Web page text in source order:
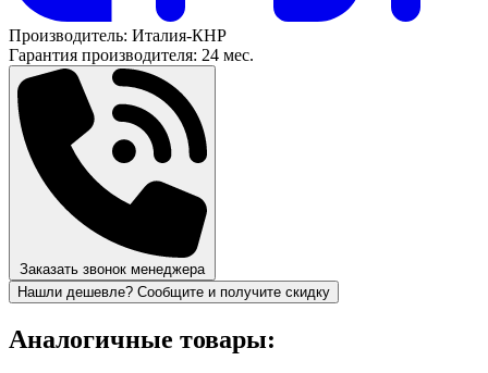
Производитель: Италия-КНР
Гарантия производителя: 24 мес.
Заказать звонок менеджера
Нашли дешевле? Сообщите и получите скидку
Аналогичные товары: